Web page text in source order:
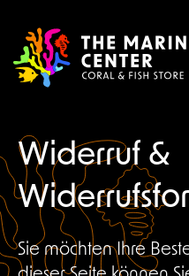
Widerruf &
Sie möchten Ihre